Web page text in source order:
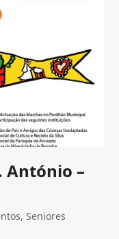
António –
, Seniores